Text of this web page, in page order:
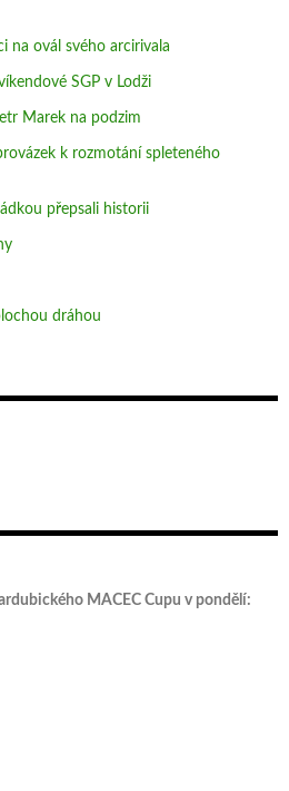
na ovál svého arcirivala
SGP v Lodži
Marek na podzim
k rozmotání spleteného
přepsali historii
dráhou
MACEC Cupu v pondělí: